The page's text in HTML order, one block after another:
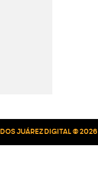
JUÁREZ DIGITAL © 2026